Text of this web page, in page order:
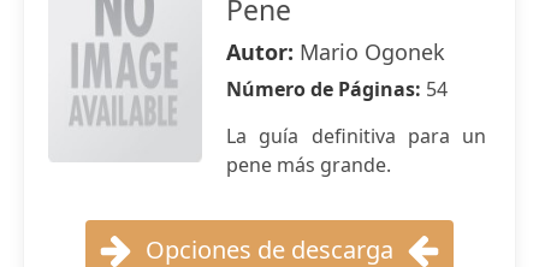
Pene
Autor: Mario Ogonek
Número de Páginas: 54
La guía definitiva para un
pene más grande.
Opciones de descarga